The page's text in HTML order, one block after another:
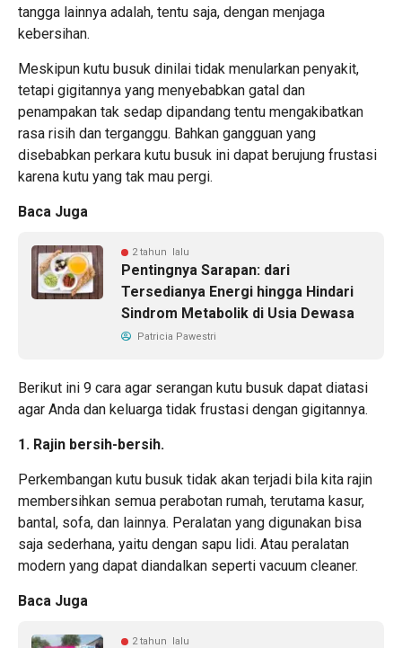
tangga lainnya adalah, tentu saja, dengan menjaga
kebersihan.
Meskipun kutu busuk dinilai tidak menularkan penyakit,
tetapi gigitannya yang menyebabkan gatal dan
penampakan tak sedap dipandang tentu mengakibatkan
rasa risih dan terganggu. Bahkan gangguan yang
disebabkan perkara kutu busuk ini dapat berujung frustasi
karena kutu yang tak mau pergi.
Baca Juga
2 tahun lalu
Pentingnya Sarapan: dari
Tersedianya Energi hingga Hindari
Sindrom Metabolik di Usia Dewasa
Patricia Pawestri
Berikut ini 9 cara agar serangan kutu busuk dapat diatasi
agar Anda dan keluarga tidak frustasi dengan gigitannya.
1. Rajin bersih-bersih.
Perkembangan kutu busuk tidak akan terjadi bila kita rajin
membersihkan semua perabotan rumah, terutama kasur,
bantal, sofa, dan lainnya. Peralatan yang digunakan bisa
saja sederhana, yaitu dengan sapu lidi. Atau peralatan
modern yang dapat diandalkan seperti vacuum cleaner.
Baca Juga
2 tahun lalu